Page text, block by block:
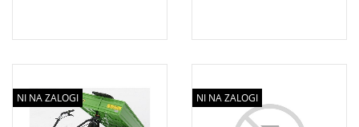
NI NA ZALOGI NI NA ZALOGI